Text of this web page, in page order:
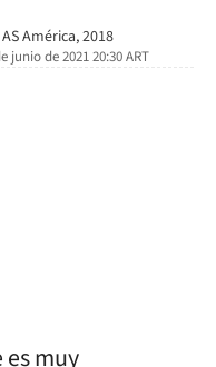
América, 2018
junio de 2021 20:30ART
muy